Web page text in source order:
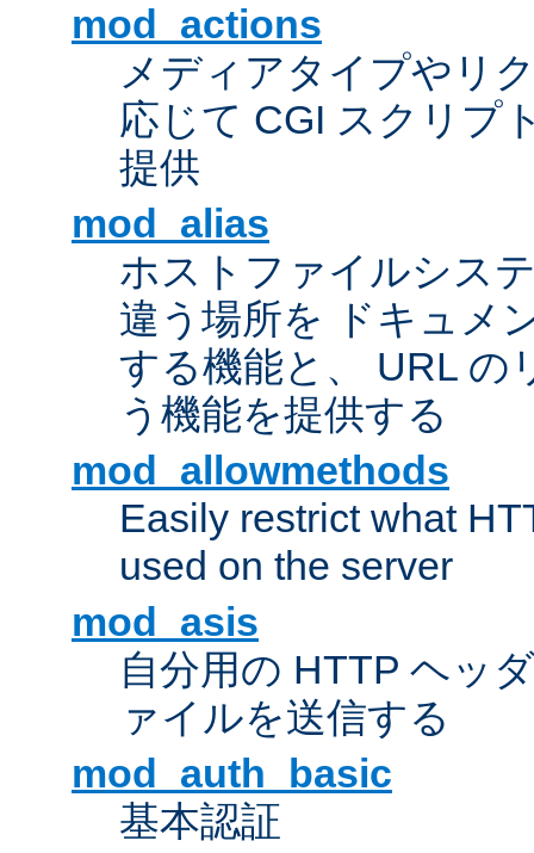
mod_actions
メディアタイプやリ
応じて CGI スクリプ
提供
mod_alias
ホストファイルシス
違う場所を ドキュメ
する機能と、 URL の
う機能を提供する
mod_allowmethods
Easily restrict what
used on the server
mod_asis
自分用の HTTP ヘッ
ァイルを送信する
mod_auth_basic
基本認証